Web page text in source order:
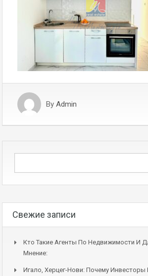
By Admin
Свежие записи
Кто Такие Агенты По Недвижимости И
Мнение:
Игало, Херцег-Нови: Почему Инвесторы